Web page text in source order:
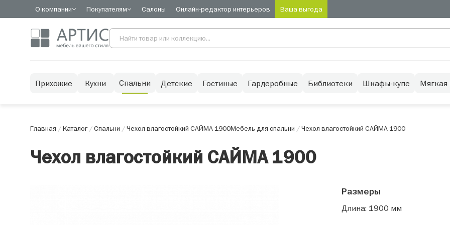
О компании Покупателям Салоны Онлайн-редактор интерьеров Ваша выгода
Прихожие Кухни Спальни Детские Гостиные Гардеробные Библиотеки Шкафы-купе Мягкая
Главная /Каталог/Спальни /Чехол влагостойкий САЙМА 1900Мебель для спальни /Чехол влагостойкий САЙМА 1900
Чехол влагостойкий САЙМА 1900
Размеры
Длина: 1900 мм